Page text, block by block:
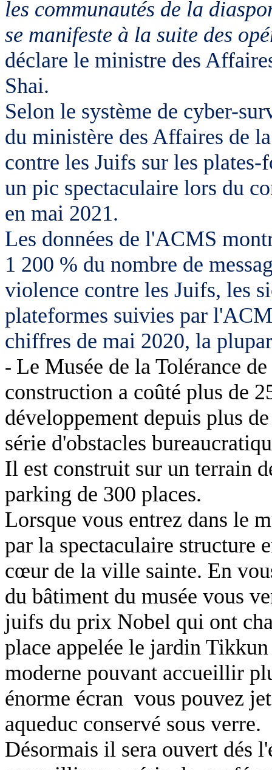
les communautés de la
se manifeste à la suite des
déclare le ministre des
Shai.
Selon le système de cyber-
du ministère des Affaires de
contre les Juifs sur les
un pic spectaculaire lors du
en mai 2021.
Les données de l'ACMS
1 200 % du nombre de
violence contre les Juifs, les
plateformes suivies par
chiffres de mai 2020, la
- Le Musée de la Tolérance
construction a coûté plus de
développement depuis plus
série d'obstacles
Il est construit sur un terrain
parking de 300 places.
Lorsque vous entrez dans le
par la spectaculaire structure
cœur de la ville sainte. En
du bâtiment du musée vous
juifs du prix Nobel qui ont
place appelée le jardin
moderne pouvant accueillir
énorme écran vous pouvez
aqueduc conservé sous verre.
Désormais il sera ouvert dés